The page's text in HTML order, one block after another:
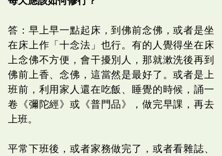
答：早上早一點起床，到佛前念佛，或者是坐
在床上作「十念法」也行。有的人覺得坐在床
上念佛不方便，會干擾別人，那就漱洗後再到
佛前上香、念佛，這當然是最好了。或者是上
班前，利用家人還在吃飯、睡覺的時候，誦一
卷《彌陀經》或《普門品》，做完早課，再去
上班。
平常下班後，或者家務做完了，或者看雜誌、